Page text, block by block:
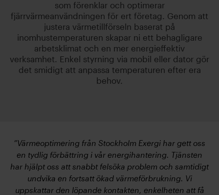
som förenklar och optimerar
fjärrvärmeanvändningen för ert företag. Genom att
justera värmetillförseln baserat på
inomhustemperaturen skapar ni ett behagligare
arbetsklimat och en mer energieffektiv
verksamhet. Enkel styrning via mobil eller dator gör
det smidigt att anpassa temperaturen efter era
behov.
”Värmeoptimering från Stockholm Exergi har gett oss
en tydlig förbättring i vår energihantering. Tjänsten
har hjälpt oss att snabbt felsöka problem och samtidigt
undvika en fortsatt ökad värmeförbrukning. Vi
uppskattar den löpande kontakten, enkelheten att få